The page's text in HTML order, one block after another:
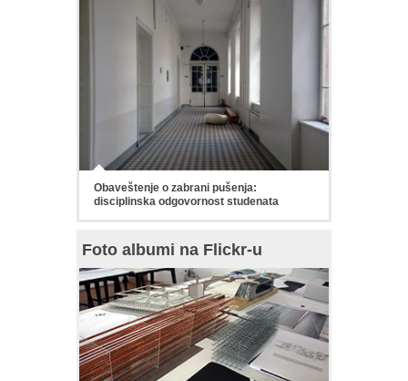
Obaveštenje o zabrani pušenja:
disciplinska odgovornost studenata
Foto albumi na Flickr-u